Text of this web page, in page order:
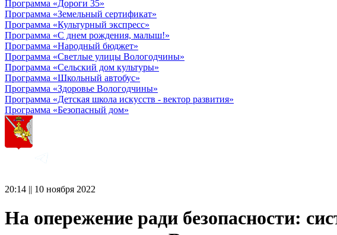
Программа «Дороги 35»
Программа «Земельный сертификат»
Программа «Культурный экспресс»
Программа «С днем рождения, малыш!»
Программа «Народный бюджет»
Программа «Светлые улицы Вологодчины»
Программа «Сельский дом культуры»
Программа «Школьный автобус»
Программа «Здоровье Вологодчины»
Программа «Детская школа искусств - вектор развития»
Программа «Безопасный дом»
20:14 || 10 ноября 2022
На опережение ради безопасности: